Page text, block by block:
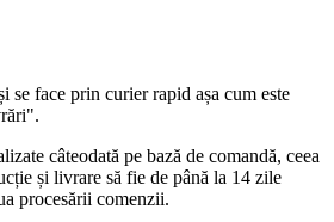
se face prin curier rapid așa cum este
câteodată pe bază de comandă, ceea
și livrare să fie de până la 14 zile
procesării comenzii.